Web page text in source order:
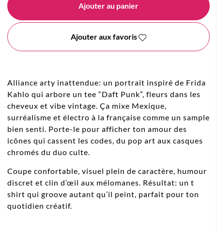
Ajouter au panier
Ajouter aux favoris
Alliance arty inattendue: un portrait inspiré de Frida
Kahlo qui arbore un tee “Daft Punk”, fleurs dans les
cheveux et vibe vintage. Ça mixe Mexique,
surréalisme et électro à la française comme un sample
bien senti. Porte-le pour afficher ton amour des
icônes qui cassent les codes, du pop art aux casques
chromés du duo culte.
Coupe confortable, visuel plein de caractère, humour
discret et clin d’œil aux mélomanes. Résultat: un t
shirt qui groove autant qu’il peint, parfait pour ton
quotidien créatif.